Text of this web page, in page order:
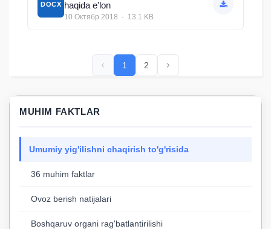
DOCX haqida e'lon
10 Октябр 2018 · 13.1 KB
1 2
MUHIM FAKTLAR
Umumiy yig'ilishni chaqirish to'g'risida
36 muhim faktlar
Ovoz berish natijalari
Boshqaruv organi rag'batlantirilishi